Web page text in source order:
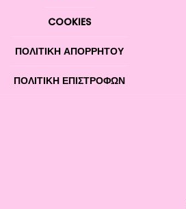
COOKIES
ΠΟΛΙΤΙΚΉ ΑΠΟΡΡΉΤΟΥ
ΠΟΛΙΤΙΚΉ ΕΠΙΣΤΡΟΦΏΝ